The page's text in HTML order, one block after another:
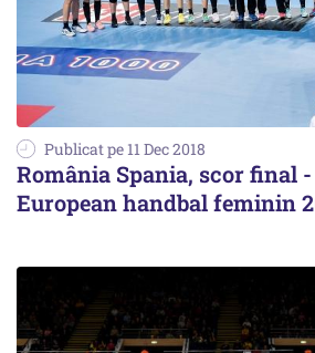
Publicat pe 11 Dec 2018
România Spania, scor final
European handbal feminin